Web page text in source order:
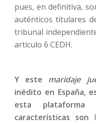
pues, en definitiva,
auténticos titulares
tribunal
artículo 6 CEDH.
Y este maridaje
inédito en España,
esta plataforma
características son